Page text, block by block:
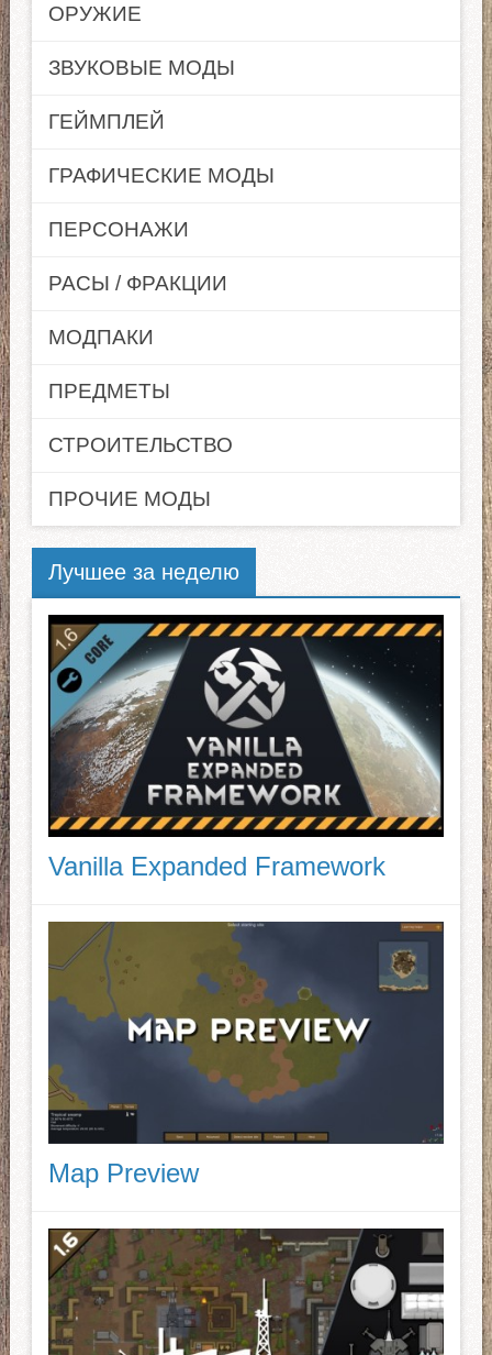
ОРУЖИЕ
ЗВУКОВЫЕ МОДЫ
ГЕЙМПЛЕЙ
ГРАФИЧЕСКИЕ МОДЫ
ПЕРСОНАЖИ
РАСЫ / ФРАКЦИИ
МОДПАКИ
ПРЕДМЕТЫ
СТРОИТЕЛЬСТВО
ПРОЧИЕ МОДЫ
Лучшее за неделю
Vanilla Expanded Framework
Map Preview